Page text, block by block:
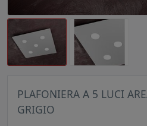
PLAFONIERA A 5 LUCI
GRIGIO